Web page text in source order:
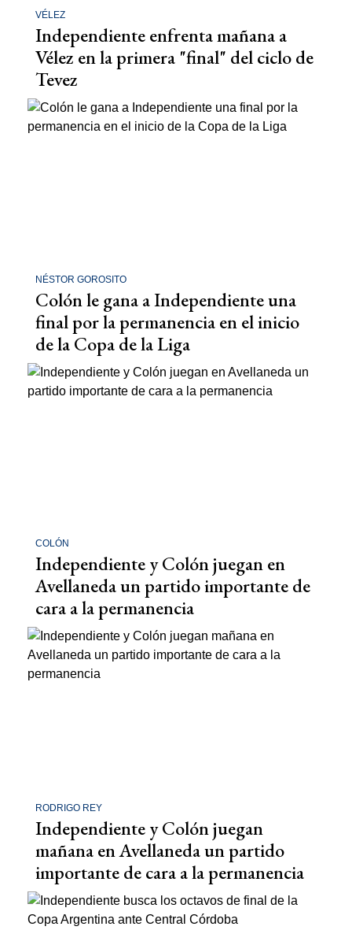
VÉLEZ
Independiente enfrenta mañana a
Vélez en la primera "final" del ciclo de
Tevez
NÉSTOR GOROSITO
Colón le gana a Independiente una
final por la permanencia en el inicio
de la Copa de la Liga
COLÓN
Independiente y Colón juegan en
Avellaneda un partido importante de
cara a la permanencia
RODRIGO REY
Independiente y Colón juegan
mañana en Avellaneda un partido
importante de cara a la permanencia